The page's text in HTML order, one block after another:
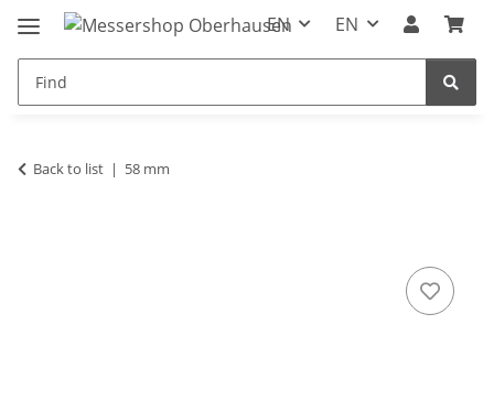
EN EN
Back to list 58 mm